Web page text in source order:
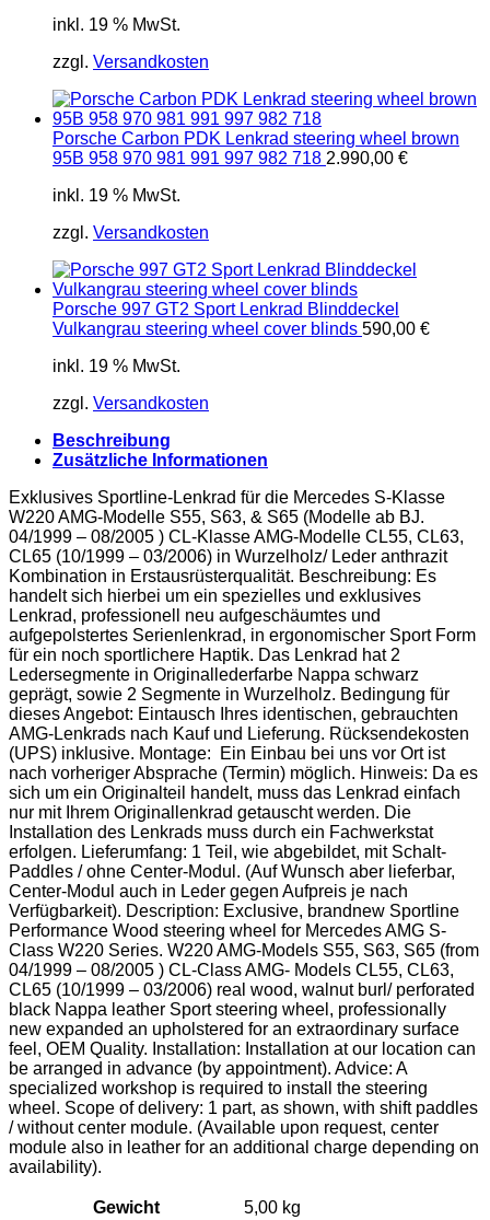
inkl. 19 % MwSt.
zzgl. Versandkosten
Porsche Carbon PDK Lenkrad steering wheel brown
95B 958 970 981 991 997 982 718 2.990,00 €
inkl. 19 % MwSt.
zzgl. Versandkosten
Porsche 997 GT2 Sport Lenkrad Blinddeckel
Vulkangrau steering wheel cover blinds 590,00 €
inkl. 19 % MwSt.
zzgl. Versandkosten
Beschreibung
Zusätzliche Informationen
Exklusives Sportline-Lenkrad für die Mercedes S-Klasse
W220 AMG-Modelle S55, S63, & S65 (Modelle ab BJ.
04/1999 – 08/2005 ) CL-Klasse AMG-Modelle CL55, CL63,
CL65 (10/1999 – 03/2006) in Wurzelholz/ Leder anthrazit
Kombination in Erstausrüsterqualität. Beschreibung: Es
handelt sich hierbei um ein spezielles und exklusives
Lenkrad, professionell neu aufgeschäumtes und
aufgepolstertes Serienlenkrad, in ergonomischer Sport Form
für ein noch sportlichere Haptik. Das Lenkrad hat 2
Ledersegmente in Originallederfarbe Nappa schwarz
geprägt, sowie 2 Segmente in Wurzelholz. Bedingung für
dieses Angebot: Eintausch Ihres identischen, gebrauchten
AMG-Lenkrads nach Kauf und Lieferung. Rücksendekosten
(UPS) inklusive. Montage: Ein Einbau bei uns vor Ort ist
nach vorheriger Absprache (Termin) möglich. Hinweis: Da es
sich um ein Originalteil handelt, muss das Lenkrad einfach
nur mit Ihrem Originallenkrad getauscht werden. Die
Installation des Lenkrads muss durch ein Fachwerkstat
erfolgen. Lieferumfang: 1 Teil, wie abgebildet, mit Schalt-
Paddles / ohne Center-Modul. (Auf Wunsch aber lieferbar,
Center-Modul auch in Leder gegen Aufpreis je nach
Verfügbarkeit). Description: Exclusive, brandnew Sportline
Performance Wood steering wheel for Mercedes AMG S-
Class W220 Series. W220 AMG-Models S55, S63, S65 (from
04/1999 – 08/2005 ) CL-Class AMG- Models CL55, CL63,
CL65 (10/1999 – 03/2006) real wood, walnut burl/ perforated
black Nappa leather Sport steering wheel, professionally
new expanded an upholstered for an extraordinary surface
feel, OEM Quality. Installation: Installation at our location can
be arranged in advance (by appointment). Advice: A
specialized workshop is required to install the steering
wheel. Scope of delivery: 1 part, as shown, with shift paddles
/ without center module. (Available upon request, center
module also in leather for an additional charge depending on
availability).
Gewicht 5,00 kg